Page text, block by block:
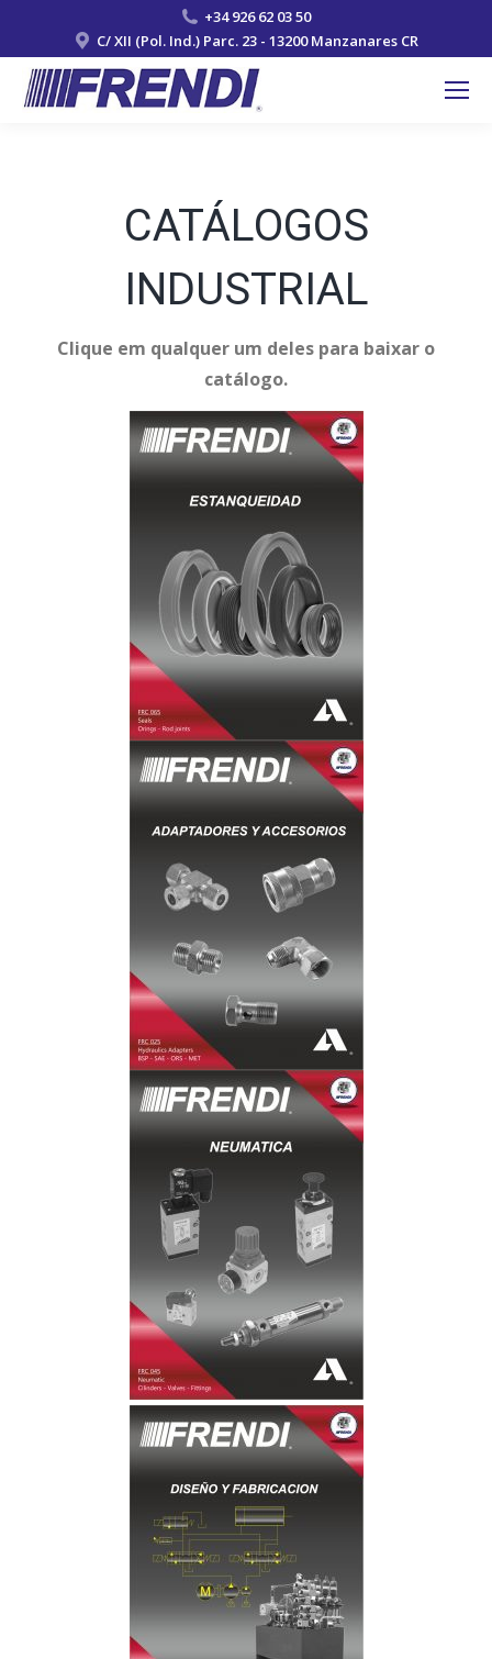
+34 926 62 03 50
C/ XII (Pol. Ind.) Parc. 23 - 13200 Manzanares CR
CATÁLOGOS
INDUSTRIAL
Clique em qualquer um deles para baixar o
catálogo.